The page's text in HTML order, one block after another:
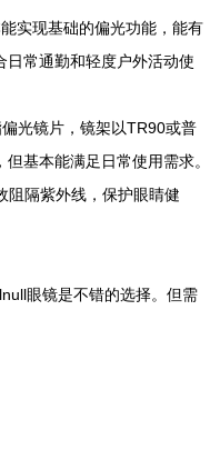
实现基础的偏光功能，能有
常通勤和轻度户外活动使
光镜片，镜架以TR90或普
基本能满足日常使用需求。
阻隔紫外线，保护眼睛健
眼镜是不错的选择。但需